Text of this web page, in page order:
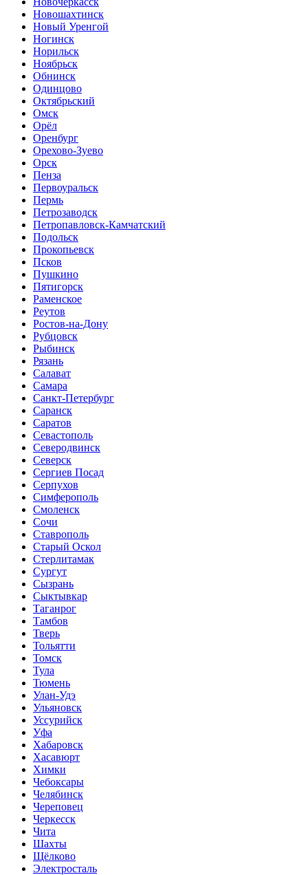
Новошахтинск
Новый Уренгой
Ногинск
Норильск
Ноябрьск
Обнинск
Одинцово
Октябрьский
Омск
Орёл
Оренбург
Орехово-Зуево
Орск
Пенза
Первоуральск
Пермь
Петрозаводск
Петропавловск-Камчатский
Подольск
Прокопьевск
Псков
Пушкино
Пятигорск
Раменское
Реутов
Ростов-на-Дону
Рубцовск
Рыбинск
Рязань
Салават
Самара
Санкт-Петербург
Саранск
Саратов
Севастополь
Северодвинск
Северск
Сергиев Посад
Серпухов
Симферополь
Смоленск
Сочи
Ставрополь
Старый Оскол
Стерлитамак
Сургут
Сызрань
Сыктывкар
Таганрог
Тамбов
Тверь
Тольятти
Томск
Тула
Тюмень
Улан-Удэ
Ульяновск
Уссурийск
Уфа
Хабаровск
Хасавюрт
Химки
Чебоксары
Челябинск
Череповец
Черкесск
Чита
Шахты
Щёлково
Электросталь